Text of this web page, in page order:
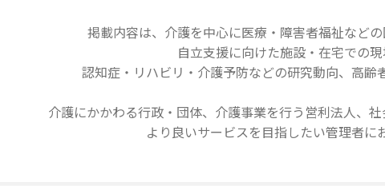
掲載内容は、介護を中心に医療・障害者福祉などの
自立支援に向けた施設・在宅での現
認知症・リハビリ・介護予防などの研究動向、高齢
介護にかかわる行政・団体、介護事業を行う営利法人、社
より良いサービスを目指したい管理者に